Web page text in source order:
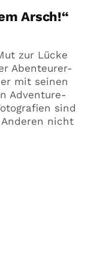
Arsch!“
zur Lücke
Abenteurer-
mit seinen
Adventure-
sind
nicht